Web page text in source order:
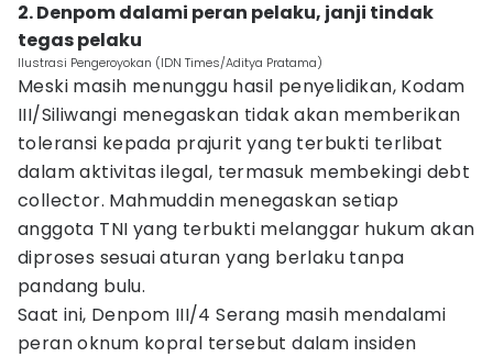
2. Denpom dalami peran pelaku, janji tindak
tegas pelaku
Ilustrasi Pengeroyokan (IDN Times/Aditya Pratama)
Meski masih menunggu hasil penyelidikan, Kodam
III/Siliwangi menegaskan tidak akan memberikan
toleransi kepada prajurit yang terbukti terlibat
dalam aktivitas ilegal, termasuk membekingi debt
collector. Mahmuddin menegaskan setiap
anggota TNI yang terbukti melanggar hukum akan
diproses sesuai aturan yang berlaku tanpa
pandang bulu.
Saat ini, Denpom III/4 Serang masih mendalami
peran oknum kopral tersebut dalam insiden